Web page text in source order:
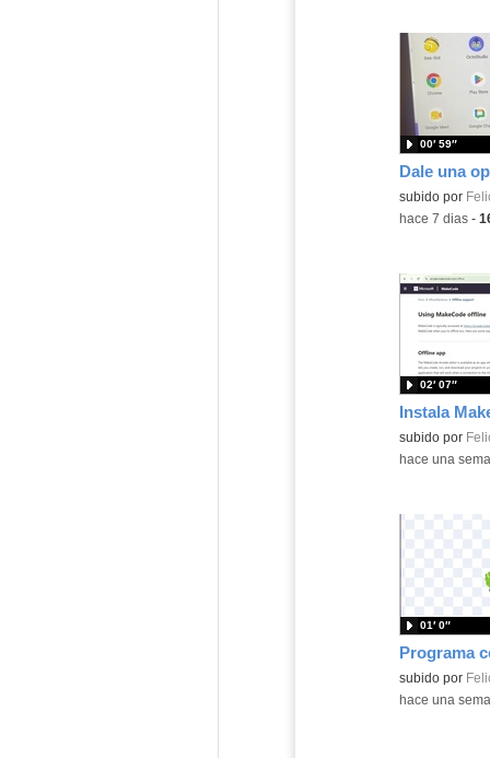
Contenido
subido por
00′ 59″
-hace 7 dias-
Contenido
subido por
02′ 07″
-hace una
Contenido
subido por
01′ 0″
-hace una